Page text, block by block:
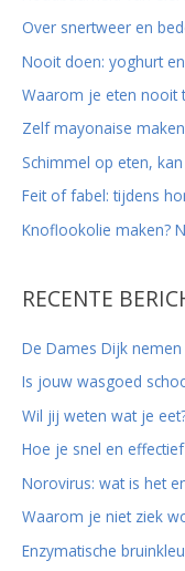
:Over snertweer en
Nooit doen: yoghurt
Waarom je eten nooit
Zelf mayonaise
Schimmel op eten,
Feit of fabel: tijdens
Knoflookolie maken?
RECENTE
De Dames Dijk
Is jouw wasgoed
Wil jij weten wat je
Hoe je snel en
Norovirus: wat is het
Waarom je niet ziek
Enzymatische